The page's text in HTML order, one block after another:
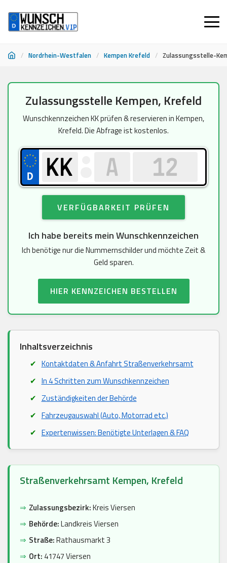
/ Nordrhein-Westfalen / Kempen Krefeld / Zulassungsstelle-
Inhalt
springen
Zulassungsstelle Kempen, Krefeld
Wunschkennzeichen KK prüfen & reservieren in Kempen,
Krefeld. Die Abfrage ist kostenlos.
VERFÜGBARKEIT PRÜFEN
Ich habe bereits mein Wunschkennzeichen
Ich benötige nur die Nummernschilder und möchte Zeit &
Geld sparen.
HIER KENNZEICHEN BESTELLEN
Inhaltsverzeichnis
Kontaktdaten & Anfahrt Straßenverkehrsamt
In 4 Schritten zum Wunschkennzeichen
Zuständigkeiten der Behörde
Fahrzeugauswahl (Auto, Motorrad etc.)
Expertenwissen: Benötigte Unterlagen & FAQ
Straßenverkehrsamt Kempen, Krefeld
⇒ Zulassungsbezirk:Kreis Viersen
⇒ Behörde:Landkreis Viersen
⇒ Straße:Rathausmarkt 3
⇒ Ort: 41747 Viersen